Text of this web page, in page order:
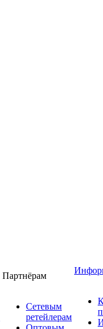
Партнёрам
Сетевым
ретейлерам